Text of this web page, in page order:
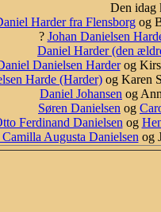
Den idag
Harder fra Flensborg og
? Johan Danielsen
Daniel Harder (den
Danielsen Harderog
Harde (Harder) og Karen
Daniel Johansen og
Søren Danielsen og
Ferdinand Danielsen og
Augusta Danielsen og